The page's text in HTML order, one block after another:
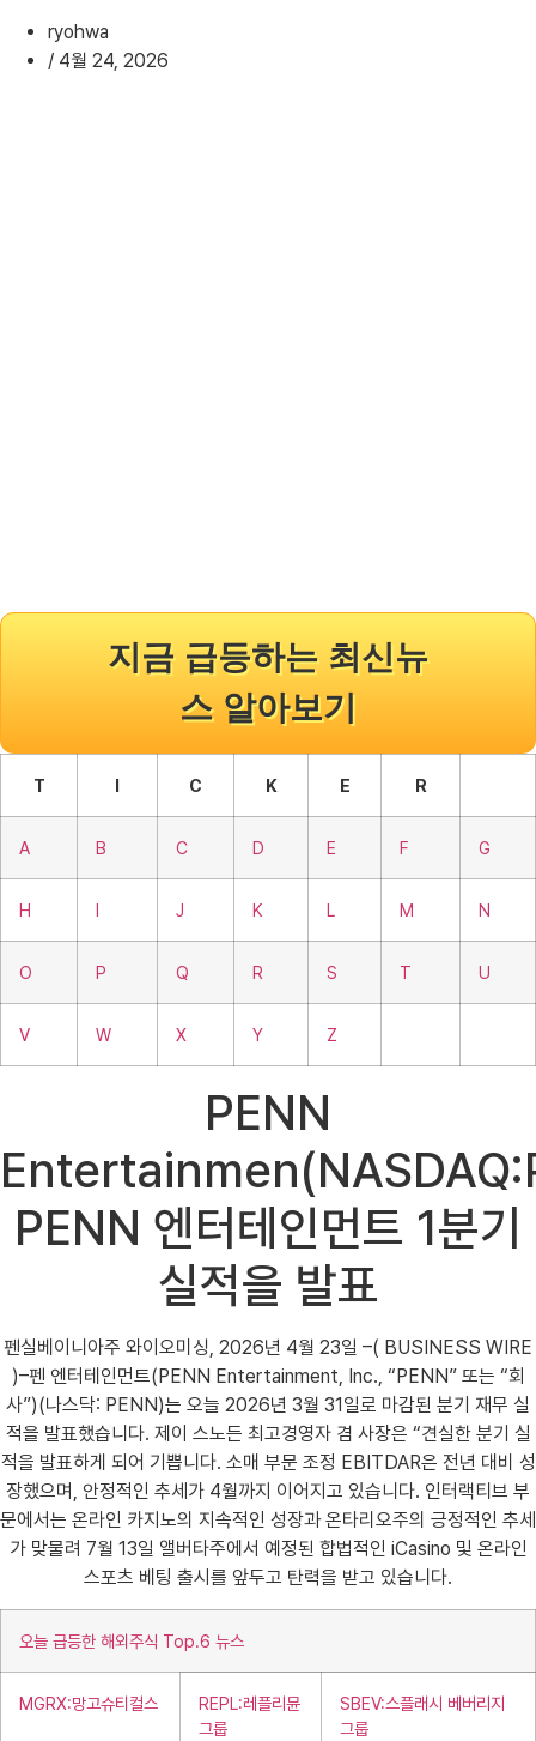
ryohwa
/ 4월 24, 2026
지금 급등하는 최신뉴
스 알아보기
T I C K E R
A B C D E F G
H I J K L M N
O P Q R S T U
V W X Y Z
PENN
PENN 엔터테인먼트 1분기
실적을 발표
펜실베이니아주 와이오미싱, 2026년 4월 23일 –( BUSINESS WIRE
)–펜 엔터테인먼트(PENN Entertainment, Inc., “PENN” 또는 “회
사”)(나스닥: PENN)는 오늘 2026년 3월 31일로 마감된 분기 재무 실
적을 발표했습니다. 제이 스노든 최고경영자 겸 사장은 “견실한 분기 실
적을 발표하게 되어 기쁩니다. 소매 부문 조정 EBITDAR은 전년 대비 성
장했으며, 안정적인 추세가 4월까지 이어지고 있습니다. 인터랙티브 부
문에서는 온라인 카지노의 지속적인 성장과 온타리오주의 긍정적인 추세
가 맞물려 7월 13일 앨버타주에서 예정된 합법적인 iCasino 및 온라인
스포츠 베팅 출시를 앞두고 탄력을 받고 있습니다.
오늘 급등한 해외주식 Top.6 뉴스
MGRX:망고슈티컬스
REPL:레플리뮨
그룹
SBEV:스플래시 베버리지
그룹